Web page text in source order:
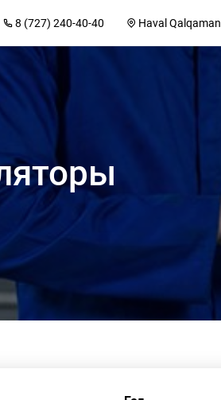
8 (727) 240-40-40 Haval Qalqaman